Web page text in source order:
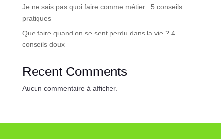
Je ne sais pas quoi faire comme métier : 5 conseils
pratiques
Que faire quand on se sent perdu dans la vie ? 4
conseils doux
Recent Comments
Aucun commentaire à afficher.